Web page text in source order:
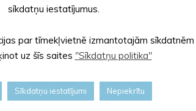
Iedzīvotāju
Alūksnes novadā
sīkdatņu iestatījumus.
par tīmekļvietnē izmantotajām sīkdatnēm
uz šīs saites "Sīkdatņu politika"
Sīkdatņu iestatījumi Nepiekrītu